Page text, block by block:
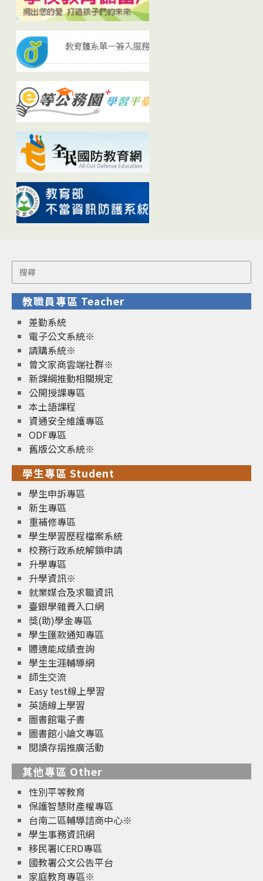
Search
for:
教職員專區 Teacher
差勤系統
電子公文系統※
請購系統※
曾文家商雲端社群※
新課綱推動相關規定
公開授課專區
本土語課程
資通安全維護專區
ODF專區
舊版公文系統※
學生專區 Student
學生申訴專區
新生專區
重補修專區
學生學習歷程檔案系統
校務行政系統解鎖申請
升學專區
升學資訊※
就業媒合及求職資訊
臺銀學雜費入口網
獎(助)學金專區
學生匯款通知專區
體適能成績查詢
學生生涯輔導網
師生交流
Easy test線上學習
英語線上學習
圖書館電子書
圖書館小論文專區
閱讀存摺推廣活動
其他專區 Other
性別平等教育
保護智慧財產權專區
台南二區輔導諮商中心※
學生事務資訊網
移民署ICERD專區
國教署公文公告平台
家庭教育專區※